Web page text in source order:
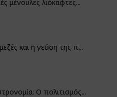
μένουλες λιόκαφτες...
και η γεύση της π...
Ο πολιτισμός...